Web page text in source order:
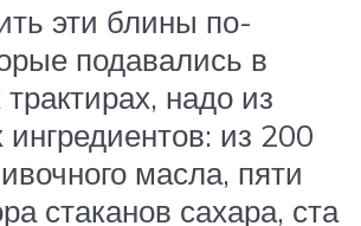
эти блины по-
подавались в
надо из
из 200
масла, пяти
стаканов сахара, ста